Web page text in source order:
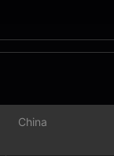
China